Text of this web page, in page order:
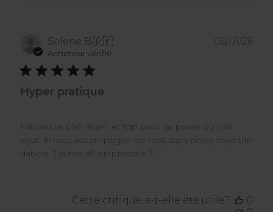
Solene B.🇩🇰
Acheteur vérifié
Hyper pratique
Minuscule plié, léger, et top pour se poser où l’on
veut. Il nous accompagne partout dans notre road trip
danois. J'aurais dû en prendre 2!
06/01/26
Cette critique a-t-elle été utile?
0